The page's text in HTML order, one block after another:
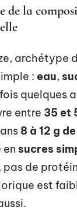
de la
archétype
: eau,
quelques
entre 35 et
8 à 12 g
sucres
pas de
est